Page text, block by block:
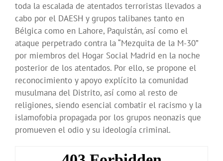
toda la escalada de atentados terroristas llevados a
cabo por el DAESH y grupos talibanes tanto en
Bélgica como en Lahore, Paquistán, así como el
ataque perpetrado contra la “Mezquita de la M-30”
por miembros del Hogar Social Madrid en la noche
posterior de los atentados. Por ello, se propone el
reconocimiento y apoyo explícito la comunidad
musulmana del Distrito, así como al resto de
religiones, siendo esencial combatir el racismo y la
islamofobia propagada por los grupos neonazis que
promueven el odio y su ideología criminal.